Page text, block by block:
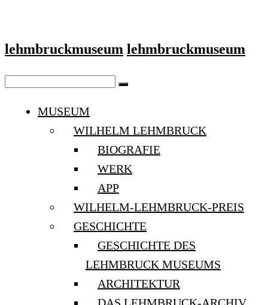
lehmbruckmuseum lehmbruckmuseum
MUSEUM
WILHELM LEHMBRUCK
BIOGRAFIE
WERK
APP
WILHELM-LEHMBRUCK-PREIS
GESCHICHTE
GESCHICHTE DES
LEHMBRUCK MUSEUMS
ARCHITEKTUR